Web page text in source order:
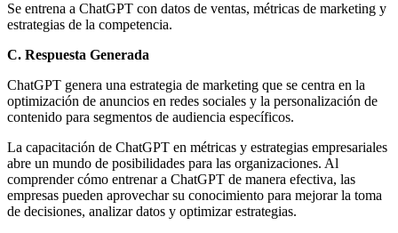
Se entrena a ChatGPT con datos de ventas, métricas de marketing y
estrategias de la competencia.
C. Respuesta Generada
ChatGPT genera una estrategia de marketing que se centra en la
optimización de anuncios en redes sociales y la personalización de
contenido para segmentos de audiencia específicos.
La capacitación de ChatGPT en métricas y estrategias empresariales
abre un mundo de posibilidades para las organizaciones. Al
comprender cómo entrenar a ChatGPT de manera efectiva, las
empresas pueden aprovechar su conocimiento para mejorar la toma
de decisiones, analizar datos y optimizar estrategias.